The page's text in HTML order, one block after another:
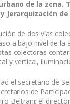
de la
Jerarquización
de dos vías
a bajo nivel de
colectoras
y vertical,
el secretario de
de
Beltrani; el